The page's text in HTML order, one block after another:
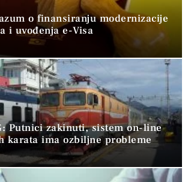
o finansiranju modernizacije
i uvođenja e-Visa
Putnici zakinuti, sistem on-line
karata ima ozbiljne probleme